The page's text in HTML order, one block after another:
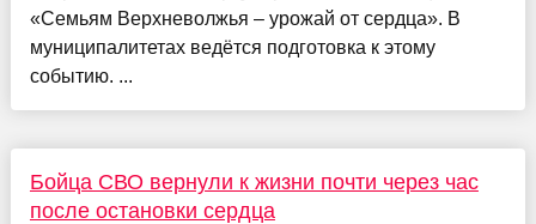
«Семьям Верхневолжья – урожай от сердца». В
муниципалитетах ведётся подготовка к этому
событию. ...
Бойца СВО вернули к жизни почти через час
после остановки сердца